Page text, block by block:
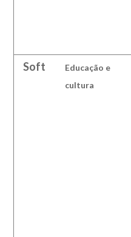
Soft
Educação e
cultura